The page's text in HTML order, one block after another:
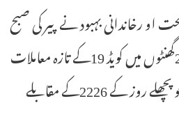
رخاندانی بہبود نے پیر کی صبح
بتایاکہ ملک کے اندر پچھلے 24گھنٹوں میں کویڈ 19کے تازہ معاملات
میں 2022تک درج ہوئے جو پچھلے روز کے 2226کے مقابلے